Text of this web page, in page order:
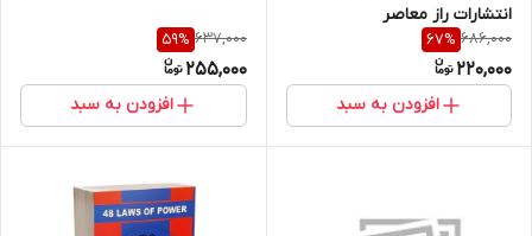
انتشارات راز معاصر
686,000
67%
220,000
افزودن به سبد
637,000
59%
255,000
افزودن به سبد